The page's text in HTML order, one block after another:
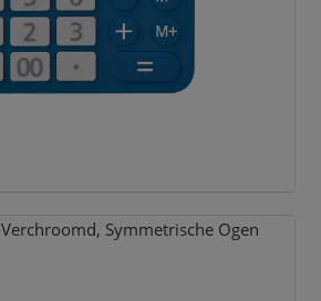
Verchroomd, Symmetrische Ogen